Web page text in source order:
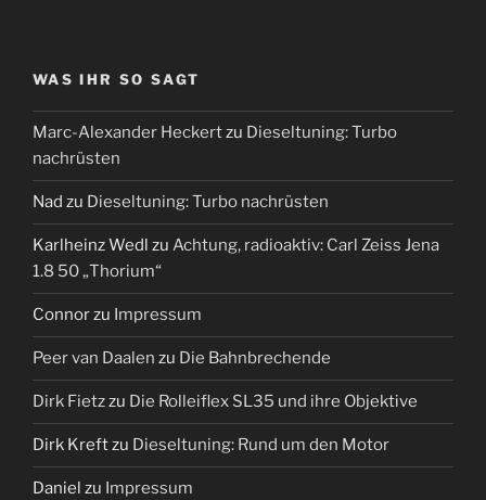
WAS IHR SO SAGT
Marc-Alexander Heckertzu Dieseltuning: Turbo
nachrüsten
Nad zu Dieseltuning: Turbo nachrüsten
Karlheinz Wedl zu Achtung, radioaktiv: Carl Zeiss Jena
1.8 50 „Thorium“
Connorzu Impressum
Peer van Daalen zu Die Bahnbrechende
Dirk Fietzzu Die Rolleiflex SL35 und ihre Objektive
Dirk Kreftzu Dieseltuning: Rund um den Motor
Daniel zu Impressum